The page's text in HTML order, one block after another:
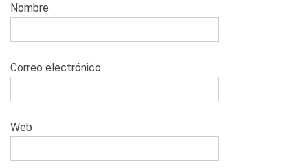
Nombre
Correo electrónico
Web